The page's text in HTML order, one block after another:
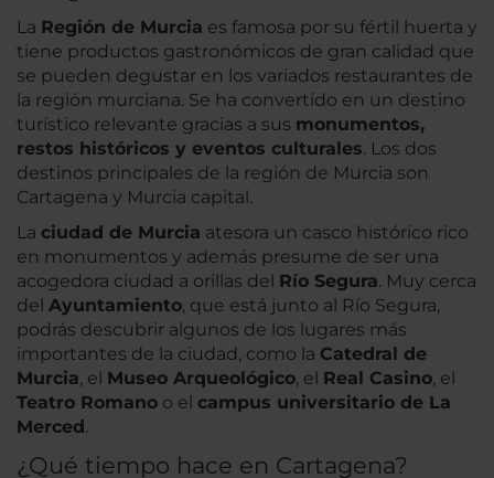
La Región de Murcia es famosa por su fértil huerta y
tiene productos gastronómicos de gran calidad que
se pueden degustar en los variados restaurantes de
la región murciana. Se ha convertido en un destino
turístico relevante gracias a sus monumentos,
restos históricos y eventos culturales. Los dos
destinos principales de la región de Murcia son
Cartagena y Murcia capital.
La ciudad de Murcia atesora un casco histórico rico
en monumentos y además presume de ser una
acogedora ciudad a orillas del Río Segura. Muy cerca
del Ayuntamiento, que está junto al Río Segura,
podrás descubrir algunos de los lugares más
importantes de la ciudad, como la Catedral de
Murcia, el Museo Arqueológico, el Real Casino, el
Teatro Romano o el campus universitario de La
Merced .
¿Qué tiempo hace en Cartagena?